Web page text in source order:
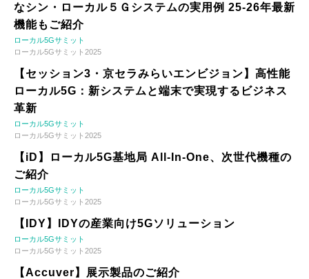
なシン・ローカル５Ｇシステムの実用例 25-26年最新
機能もご紹介
ローカル5Gサミット
ローカル5Gサミット2025
【セッション3・京セラみらいエンビジョン】高性能
ローカル5G：新システムと端末で実現するビジネス
革新
ローカル5Gサミット
ローカル5Gサミット2025
【iD】ローカル5G基地局 All-In-One、次世代機種の
ご紹介
ローカル5Gサミット
ローカル5Gサミット2025
【IDY】IDYの産業向け5Gソリューション
ローカル5Gサミット
ローカル5Gサミット2025
【Accuver】展示製品のご紹介